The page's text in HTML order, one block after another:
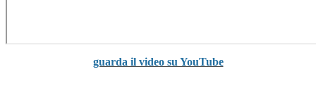
guarda il video su YouTube